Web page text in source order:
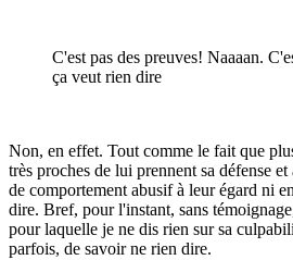
C'est pas des preuves! Naaaan.
ça veut rien dire
Non, en effet. Tout comme le fait que
très proches de lui prennent sa défense
de comportement abusif à leur égard ni
dire. Bref, pour l'instant, sans
pour laquelle je ne dis rien sur sa
parfois, de savoir ne rien dire.